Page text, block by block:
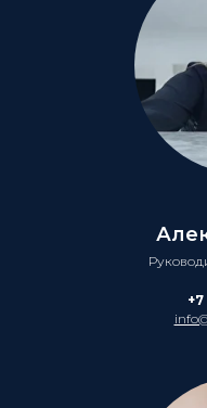
+7